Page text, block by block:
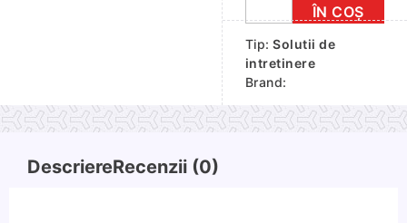
Cantitate
polishare
suprafete
si
ÎN COȘ
Tip: Solutii de
intretinere
Brand:
DescriereRecenzii (0)